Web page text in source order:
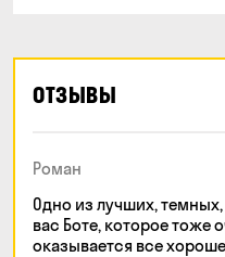
ОТЗЫВЫ
Роман
Одно из лучших,
вас Боте, которое тоже
оказывается все